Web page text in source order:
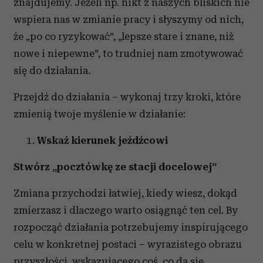
znajdujemy. Jeżeli np. nikt z naszych bliskich nie
wspiera nas w zmianie pracy i słyszymy od nich,
że „po co ryzykować”, „lepsze stare i znane, niż
nowe i niepewne”, to trudniej nam zmotywować
się do działania.
Przejdź do działania – wykonaj trzy kroki, które
zmienią twoje myślenie w działanie:
Wskaż kierunek jeźdźcowi
Stwórz „pocztówkę ze stacji docelowej”
Zmiana przychodzi łatwiej, kiedy wiesz, dokąd
zmierzasz i dlaczego warto osiągnąć ten cel. By
rozpocząć działania potrzebujemy inspirującego
celu w konkretnej postaci – wyrazistego obrazu